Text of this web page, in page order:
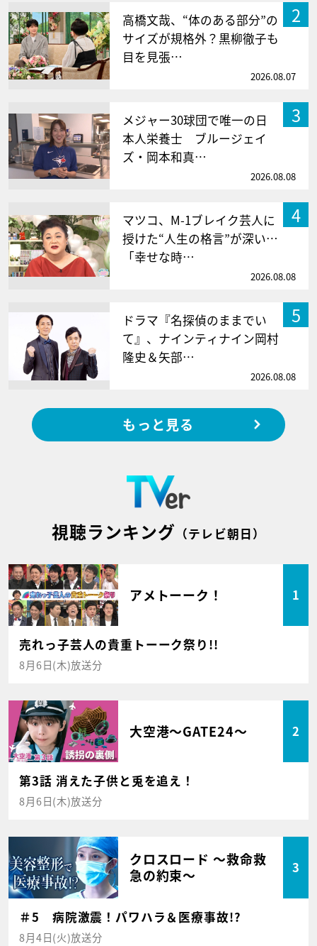
2
高橋文哉、“体のある部分”の
サイズが規格外？黒柳徹子も
目を見張…
2026.08.07
3
メジャー30球団で唯一の日
本人栄養士 ブルージェイ
ズ・岡本和真…
2026.08.08
4
マツコ、M-1ブレイク芸人に
授けた“人生の格言”が深い…
「幸せな時…
2026.08.08
5
ドラマ『名探偵のままでい
て』、ナインティナイン岡村
隆史＆矢部…
2026.08.08
もっと見る
視聴ランキング （テレビ朝日）
アメトーーク！ 1
売れっ子芸人の貴重トーーク祭り!!
8月6日(木)放送分
大空港～GATE24～ 2
第3話 消えた子供と兎を追え！
8月6日(木)放送分
クロスロード ～救命救
急の約束～
3
＃5 病院激震！パワハラ＆医療事故!?
8月4日(火)放送分